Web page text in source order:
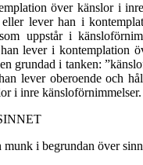
över känslor i
eller lever han i
uppstår i
lever i kontemplation
grundad i tanken:
lever oberoende och
i inre känsloförnimmelser.
i begrundan över